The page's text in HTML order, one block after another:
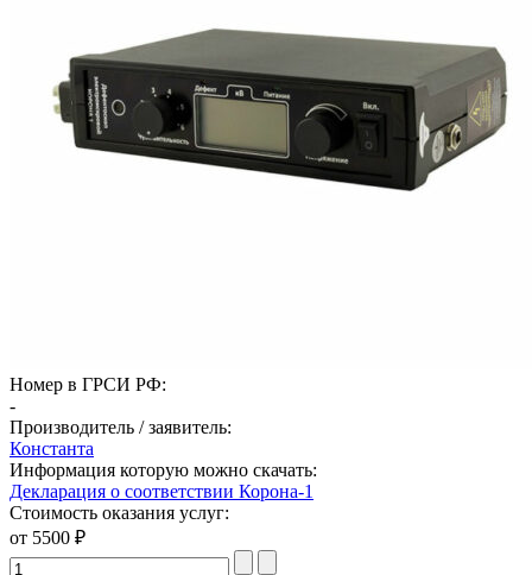
Номер в ГРСИ РФ:
-
Производитель / заявитель:
Константа
Информация которую можно скачать:
Декларация о соответствии Корона-1
Стоимость оказания услуг:
от 5500 ₽